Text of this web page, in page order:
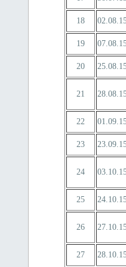
18
19
20
21
22
23
24
25
26
27